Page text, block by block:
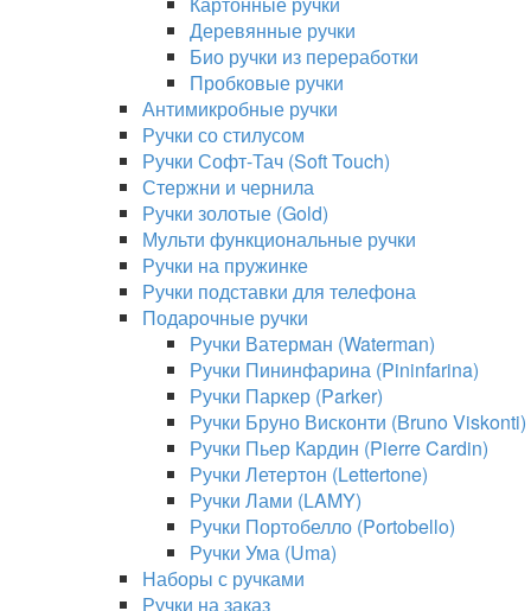
Деревянные ручки
Био ручки из переработки
Пробковые ручки
Антимикробные ручки
Ручки со стилусом
Ручки Софт-Тач (Soft Touch)
Стержни и чернила
Ручки золотые (Gold)
Мульти функциональные ручки
Ручки на пружинке
Ручки подставки для телефона
Подарочные ручки
Ручки Ватерман (Waterman)
Ручки Пининфарина (Pininfarina)
Ручки Паркер (Parker)
Ручки Бруно Висконти (Bruno Viskonti)
Ручки Пьер Кардин (Pierre Cardin)
Ручки Летертон (Lettertone)
Ручки Лами (LAMY)
Ручки Портобелло (Portobello)
Ручки Ума (Uma)
Наборы с ручками
Ручки на заказ